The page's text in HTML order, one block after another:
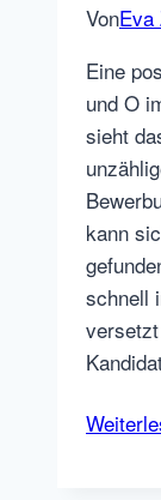
VonEva
Eine
und O
sieht
kann
schnell